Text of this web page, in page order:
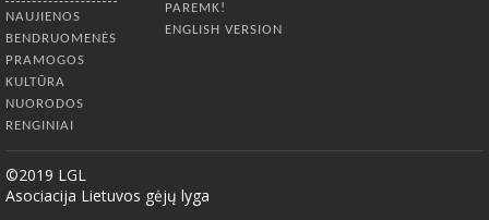
NAUJIENOS
BENDRUOMENĖS
PRAMOGOS
KULTŪRA
NUORODOS
RENGINIAI
PAREMK!
ENGLISH VERSION
©2019 LGL
Asociacija Lietuvos gėjų lyga